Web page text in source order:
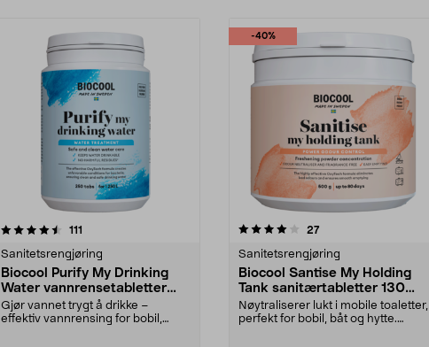
111
Sanitetsrengjøring
Biocool Purify My Drinking
Water vannrensetabletter
250 stk.
Gjør vannet trygt å drikke –
effektiv vannrensing for bobil,
-40%
4.0 av 5 stjerner 27anmeldelser
Sanitetsrengjøring
Biocool Santise My Holding
Tank sanitærtabletter 130
stk
Nøytraliserer lukt i mobile toaletter,
perfekt for bobil, båt og hytte.
1.0 av 5 stjerner